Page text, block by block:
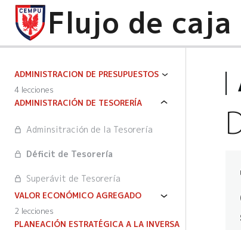
ADMINISTRACION DE PRESUPUESTOS
4 lecciones
ADMINISTRACIÓN DE TESORERÍA
Adminsitración de la Tesorería
Déficit de Tesorería
Superávit de Tesorería
VALOR ECONÓMICO AGREGADO
2 lecciones
PLANEACIÓN ESTRATÉGICA A LA INVERSA